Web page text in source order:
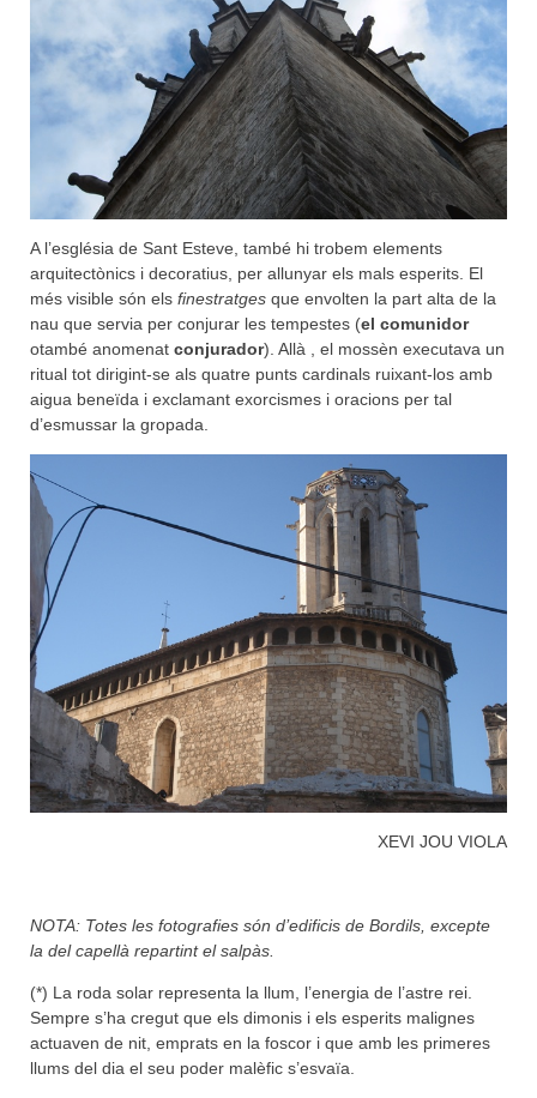
A l’església de Sant Esteve, també hi trobem elements
arquitectònics i decoratius, per allunyar els mals esperits. El
més visible són els finestratges que envolten la part alta de la
nau que servia per conjurar les tempestes (el comunidor
otambé anomenat conjurador). Allà , el mossèn executava un
ritual tot dirigint-se als quatre punts cardinals ruixant-los amb
aigua beneïda i exclamant exorcismes i oracions per tal
d’esmussar la gropada.
XEVI JOU VIOLA
NOTA: Totes les fotografies són d’edificis de Bordils, excepte
la del capellà repartint el salpàs.
(*) La roda solar representa la llum, l’energia de l’astre rei.
Sempre s’ha cregut que els dimonis i els esperits malignes
actuaven de nit, emprats en la foscor i que amb les primeres
llums del dia el seu poder malèfic s’esvaïa.